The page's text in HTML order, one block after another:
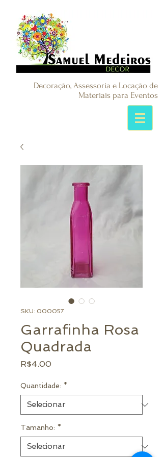
Decoração, Assessoria e Locação de
Materiais para Eventos
SKU: 000057
Garrafinha Rosa
Quadrada
R$4.00
Quantidade: *
Tamanho: *